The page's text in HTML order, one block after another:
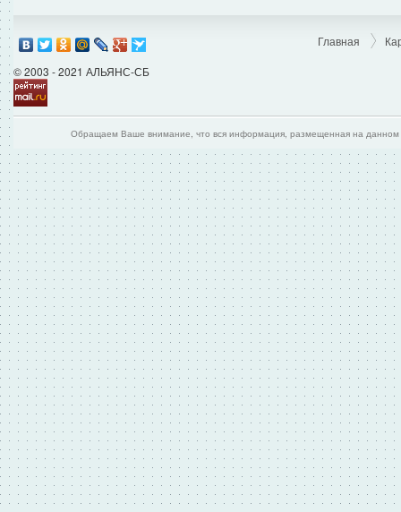
© 2003 - 2021 АЛЬЯНС-СБ
Главная
Обращаем Ваше внимание, что вся информация, размещенная на данном